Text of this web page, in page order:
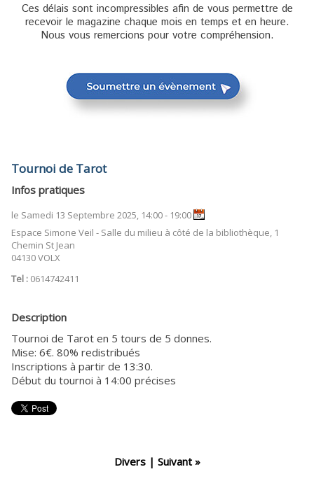
Ces délais sont incompressibles afin de vous permettre de
recevoir le magazine chaque mois en temps et en heure.
Nous vous remercions pour votre compréhension.
Tournoi de Tarot
Infos pratiques
le Samedi 13 Septembre 2025, 14:00 - 19:00
Espace Simone Veil - Salle du milieu à côté de la bibliothèque, 1
Chemin St Jean
04130 VOLX
Tel : 0614742411
Description
Tournoi de Tarot en 5 tours de 5 donnes.
Mise: 6€. 80% redistribués
Inscriptions à partir de 13:30.
Début du tournoi à 14:00 précises
Divers | Suivant »